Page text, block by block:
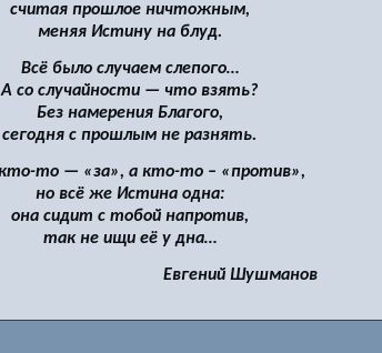
считая прошлое ничтожным,
меняя Истину на блуд.
Всё было случаем слепого…
А со случайности — что взять?
Без намерения Благого,
сегодня с прошлым не разнять.
то — «за», а кто-то – «против»,
но всё же Истина одна:
она сидит с тобой напротив,
так не ищи её у дна…
Евгений Шушманов